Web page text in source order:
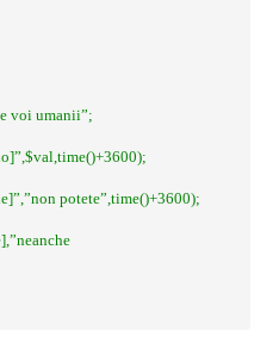
voi umanii”;
potete”,time()+3600);